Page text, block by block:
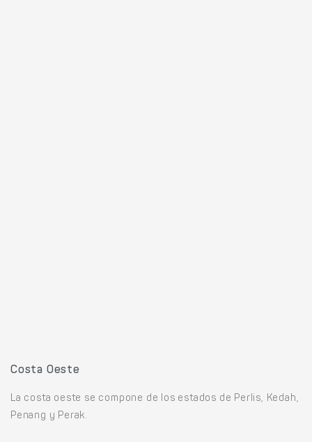
Costa Oeste
La costa oeste se compone de los estados de Perlis, Kedah,
Penang y Perak.